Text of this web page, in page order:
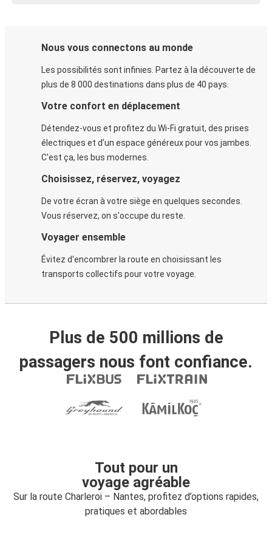
Nous vous connectons au monde
Les possibilités sont infinies. Partez à la découverte de
plus de 8 000 destinations dans plus de 40 pays.
Votre confort en déplacement
Détendez-vous et profitez du Wi-Fi gratuit, des prises
électriques et d’un espace généreux pour vos jambes.
C'est ça, les bus modernes.
Choisissez, réservez, voyagez
De votre écran à votre siège en quelques secondes.
Vous réservez, on s'occupe du reste.
Voyager ensemble
Évitez d'encombrer la route en choisissant les
transports collectifs pour votre voyage.
Plus de 500 millions de
passagers nous font confiance.
Tout pour un
voyage agréable
Sur la route Charleroi – Nantes, profitez d’options rapides,
pratiques et abordables